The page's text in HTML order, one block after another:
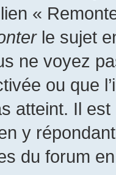
«
le sujet
ne voyez
ou que
atteint. Il
y
du forum